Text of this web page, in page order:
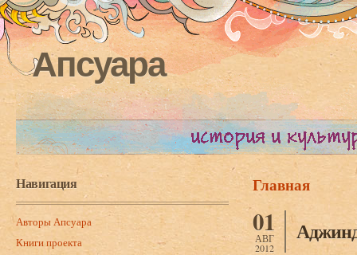
Апсуара
Навигация
Авторы Апсуара
Книги проекта
Вы здесь
Главная
01
АВГ
2012